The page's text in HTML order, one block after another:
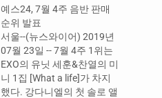
예스24, 7월 4주 음반 판매
순위 발표
서울--(뉴스와이어) 2019년
07월 23일 -- 7월 4주 1위는
EXO의 유닛 세훈&찬열의 미
니 1집 [What a life]가 차지
했다. 강다니엘의 첫 솔로 앨